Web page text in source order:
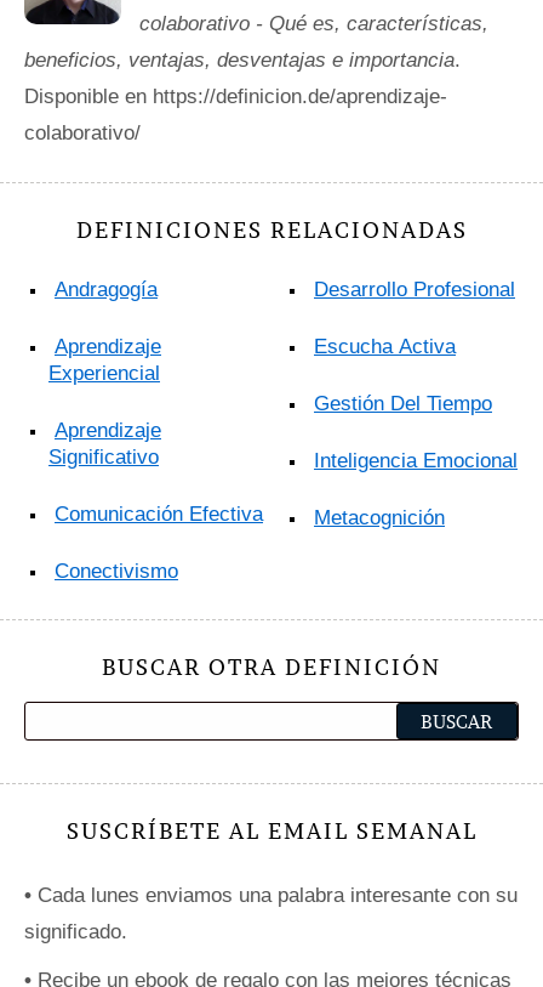
colaborativo - Qué es, características,
beneficios, ventajas, desventajas e importancia.
Disponible en https://definicion.de/aprendizaje-
colaborativo/
DEFINICIONES RELACIONADAS
Andragogía
Aprendizaje
Experiencial
Aprendizaje
Significativo
Comunicación Efectiva
Conectivismo
Desarrollo Profesional
Escucha Activa
Gestión Del Tiempo
Inteligencia Emocional
Metacognición
BUSCAR OTRA DEFINICIÓN
SUSCRÍBETE AL EMAIL SEMANAL
• Cada lunes enviamos una palabra interesante con su
significado.
• Recibe un ebook de regalo con las mejores técnicas